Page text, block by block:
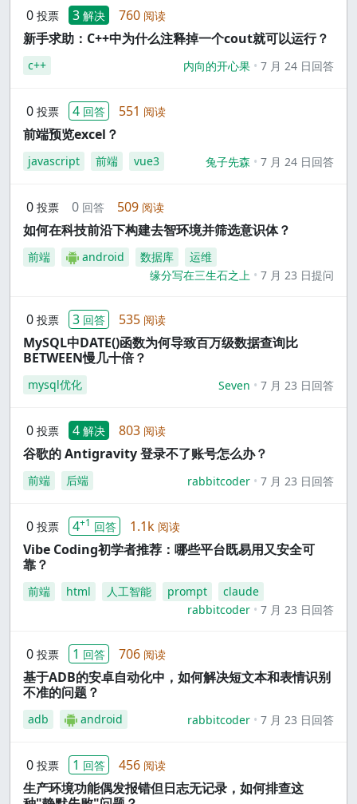
0 投票 3 解决 760 阅读
新手求助：C++中为什么注释掉一个cout就可以运行？
c++ 内向的开心果 7 月 24 日回答
0 投票 4 回答 551 阅读
前端预览excel？
javascript 前端 vue3 兔子先森 7 月 24 日回答
0 投票 0 回答 509 阅读
如何在科技前沿下构建去智环境并筛选意识体？
前端 android 数据库
运维
缘分写在三生石之上
7 月 23 日提问
0 投票 3 回答 535 阅读
MySQL中DATE()函数为何导致百万级数据查询比
BETWEEN慢几十倍？
mysql优化 Seven 7 月 23 日回答
0 投票 4 解决 803 阅读
谷歌的 Antigravity 登录不了账号怎么办？
前端 后端 rabbitcoder 7 月 23 日回答
0 投票 4+1 回答 1.1k 阅读
Vibe Coding初学者推荐：哪些平台既易用又安全可
靠？
前端 html 人工智能 prompt
claude
rabbitcoder
7 月 23 日回答
0 投票 1 回答 706 阅读
基于ADB的安卓自动化中，如何解决短文本和表情识别
不准的问题？
adb android rabbitcoder 7 月 23 日回答
0 投票 1 回答 456 阅读
生产环境功能偶发报错但日志无记录，如何排查这